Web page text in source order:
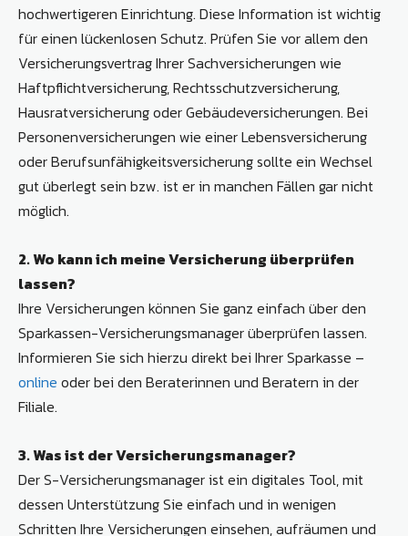
hochwertigeren Einrichtung. Diese Information ist wichtig
für einen lückenlosen Schutz. Prüfen Sie vor allem den
Versicherungsvertrag Ihrer Sachversicherungen wie
Haftpflichtversicherung, Rechtsschutzversicherung,
Hausratversicherung oder Gebäudeversicherungen. Bei
Personenversicherungen wie einer Lebensversicherung
oder Berufsunfähigkeitsversicherung sollte ein Wechsel
gut überlegt sein bzw. ist er in manchen Fällen gar nicht
möglich.
2. Wo kann ich meine Versicherung überprüfen
lassen?
Ihre Versicherungen können Sie ganz einfach über den
Sparkassen-Versicherungsmanager überprüfen lassen.
Informieren Sie sich hierzu direkt bei Ihrer Sparkasse –
online oder bei den Beraterinnen und Beratern in der
Filiale.
3. Was ist der Versicherungsmanager?
Der S-Versicherungsmanager ist ein digitales Tool, mit
dessen Unterstützung Sie einfach und in wenigen
Schritten Ihre Versicherungen einsehen, aufräumen und